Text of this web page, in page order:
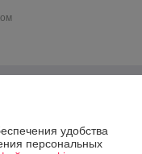
удобства
персональных